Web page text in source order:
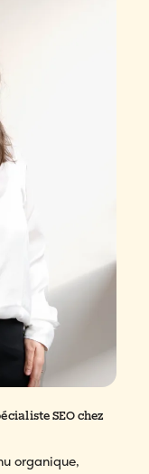
SEO chez
organique,